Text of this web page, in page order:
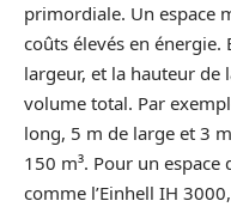
primordiale. Un espace
coûts élevés en énergie.
largeur, et la hauteur de
volume total. Par
long, 5 m de large et 3
150 m³. Pour un
comme l’Einhell IH